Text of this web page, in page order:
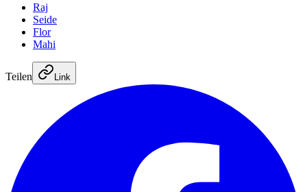
Raj
Seide
Flor
Mahi
Teilen Link